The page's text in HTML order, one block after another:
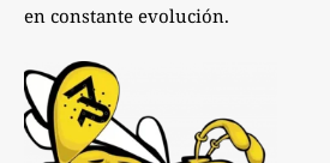
en constante evolución.